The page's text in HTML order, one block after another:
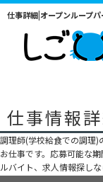
仕事詳細|オープンループ
仕事情報
調理師(学校給食での調理)
お仕事です。応募可能な
ルバイト、求人情報探し